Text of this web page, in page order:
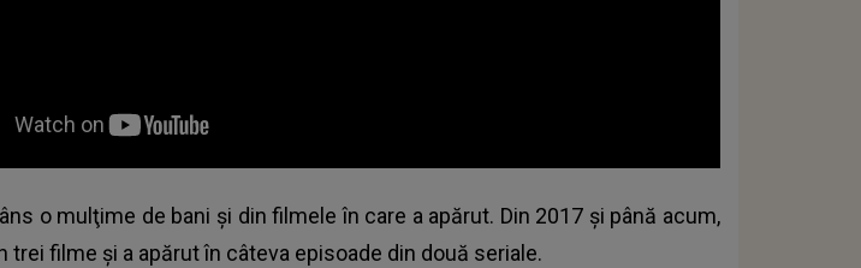
o mulţime de bani şi din filmele în care a apărut. Din 2017 şi până acum,
trei filme şi a apărut în câteva episoade din două seriale.